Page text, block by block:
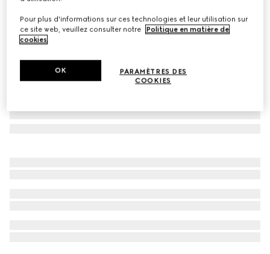
Sac Boston Ophidia moyen format
€ 1.650
Pour plus d'informations sur ces technologies et leur utilisation sur
ce site web, veuillez consulter notre
Politique en matière de
cookies.
PARAMÈTRES DES
COOKIES
OK